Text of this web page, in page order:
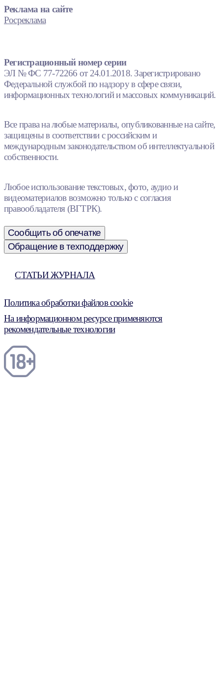
Реклама на сайте
Росреклама
Регистрационный номер серии
ЭЛ № ФС 77-72266 от 24.01.2018. Зарегистрировано
Федеральной службой по надзору в сфере связи,
информационных технологий и массовых коммуникаций.
Все права на любые материалы, опубликованные на сайте,
защищены в соответствии с российским и
международным законодательством об интеллектуальной
собственности.
Любое использование текстовых, фото, аудио и
видеоматериалов возможно только с согласия
правообладателя (ВГТРК).
Сообщить об опечатке
Обращение в техподдержку
СТАТЬИ ЖУРНАЛА
Политика обработки файлов cookie
На информационном ресурсе применяются
рекомендательные технологии